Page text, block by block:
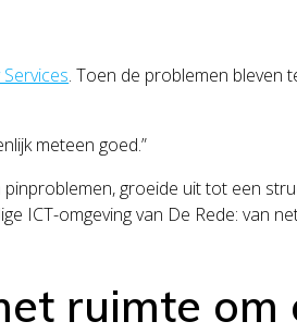
Services. Toen de problemen bleven
meteen goed.”
groeide uit tot een
ICT-omgeving van De Rede: van
ruimte om